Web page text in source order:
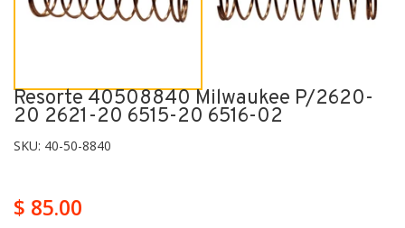
Resorte 40508840 Milwaukee P/2620-
20 2621-20 6515-20 6516-02
SKU: 40-50-8840
$ 85.00